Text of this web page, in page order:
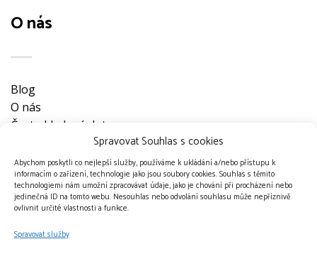
Spravovat Souhlas s cookies
Abychom poskytli co nejlepší služby, používáme k ukládání a/nebo přístupu k
informacím o zařízení, technologie jako jsou soubory cookies. Souhlas s těmito
technologiemi nám umožní zpracovávat údaje, jako je chování při procházení nebo
jedinečná ID na tomto webu. Nesouhlas nebo odvolání souhlasu může nepříznivě
ovlivnit určité vlastnosti a funkce.
Spravovat služby
O nás
Blog
O nás
Často kladené dotazy
Obchodní podmínky
Nevyzvednuté objednávky
Ochrana osobních údajů
Doprava a platební metody
Kontakt